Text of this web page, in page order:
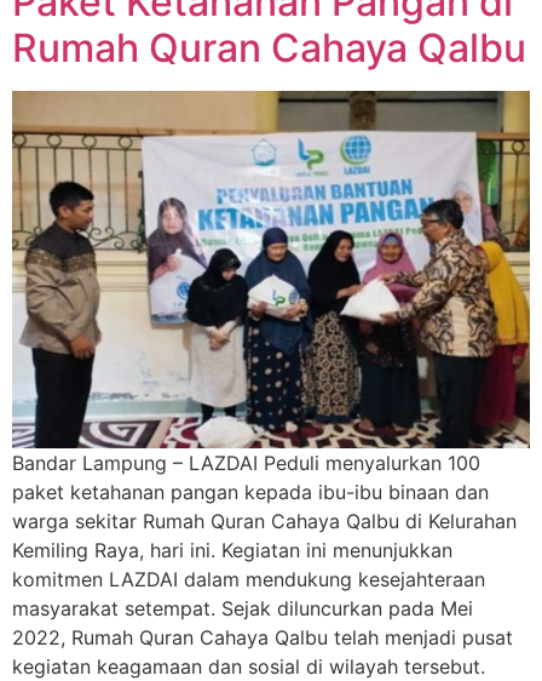
Rumah Quran Cahaya Qalbu
Bandar Lampung – LAZDAI Peduli menyalurkan 100
paket ketahanan pangan kepada ibu-ibu binaan dan
warga sekitar Rumah Quran Cahaya Qalbu di Kelurahan
Kemiling Raya, hari ini. Kegiatan ini menunjukkan
komitmen LAZDAI dalam mendukung kesejahteraan
masyarakat setempat. Sejak diluncurkan pada Mei
2022, Rumah Quran Cahaya Qalbu telah menjadi pusat
kegiatan keagamaan dan sosial di wilayah tersebut.